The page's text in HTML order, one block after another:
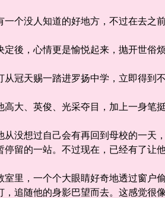
没人知道的好地方，不过在去之前
，心情更是愉悦起来，抛开世俗烦
天赐一踏进罗扬中学，立即得到不
、英俊、光采夺目，加上一身笔挺
想过自己会有再回到母校的一天，
停留的一站。不过现在，已经有了让
，一个个大眼睛好奇地透过窗户偷
，追随他的身影巴望而去。这感觉很